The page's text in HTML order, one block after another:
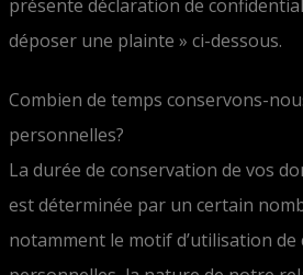
présente déclaration de
déposer une plainte » ci-dessous.
Combien de temps conservons-
personnelles?
La durée de conservation de vos
est déterminée par un certain
notamment le motif d’utilisation de